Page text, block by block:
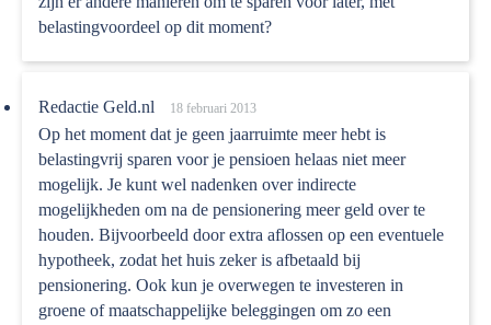
belastingvoordeel op dit moment?
Redactie Geld.nl 18 februari 2013
Op het moment dat je geen jaarruimte meer hebt is
belastingvrij sparen voor je pensioen helaas niet meer
mogelijk. Je kunt wel nadenken over indirecte
mogelijkheden om na de pensionering meer geld over te
houden. Bijvoorbeeld door extra aflossen op een eventuele
hypotheek, zodat het huis zeker is afbetaald bij
pensionering. Ook kun je overwegen te investeren in
groene of maatschappelijke beleggingen om zo een